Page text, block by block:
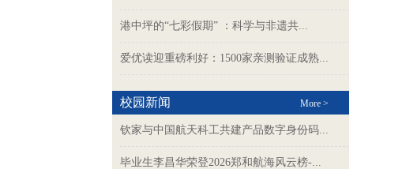
港中坪的“七彩假期” ：科学与非遗共...
爱优读迎重磅利好：1500家亲测验证成熟...
校园新闻 More >
钦家与中国航天科工共建产品数字身份码...
毕业生李昌华荣登2026郑和航海风云榜-...